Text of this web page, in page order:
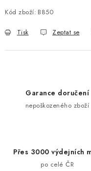
Kód zboží: B850
Tisk Zeptat se
Garance doručení
nepoškozeného zboží
Přes 3000 výdejních
po celé ČR